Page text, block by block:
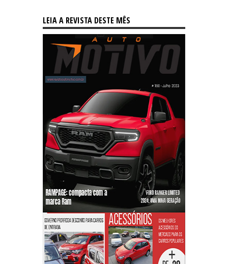
LEIA A REVISTA DESTE MÊS